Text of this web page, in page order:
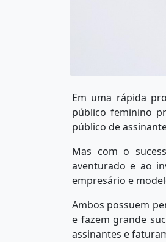
Em uma rápida
público feminino
público de
Mas com o
aventurado e ao
empresário e
Ambos possuem
e fazem grande
assinantes e